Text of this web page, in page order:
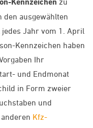
ausgewählten
jedes Jahr vom 1. April
Kennzeichen haben
Ihr
und Endmonat
in Form zweier
und
Kfz-